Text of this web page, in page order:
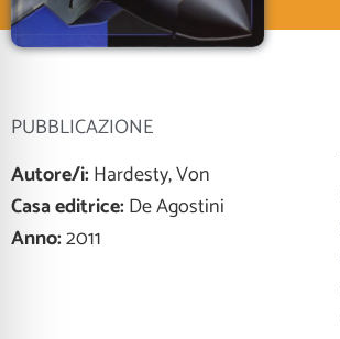
PUBBLICAZIONE
Autore/i:Hardesty, Von
Casa editrice:De Agostini
Anno:2011